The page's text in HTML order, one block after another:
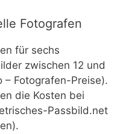
Fotografen
für sechs
zwischen 12 und
– Fotografen-Preise).
die Kosten bei
Passbild.net